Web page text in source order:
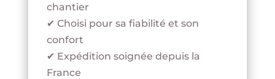
chantier
✔ Choisi pour sa fiabilité et son
confort
✔ Expédition soignée depuis la
France